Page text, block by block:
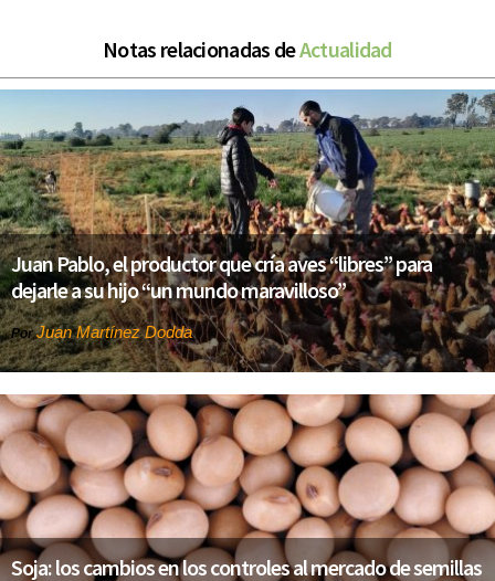
Notas relacionadas deActualidad
Juan Pablo, el productor que cría aves “libres” para
dejarle a su hijo “un mundo maravilloso”
PorJuan Martínez Dodda
Soja: los cambios en los controles al mercado de semillas